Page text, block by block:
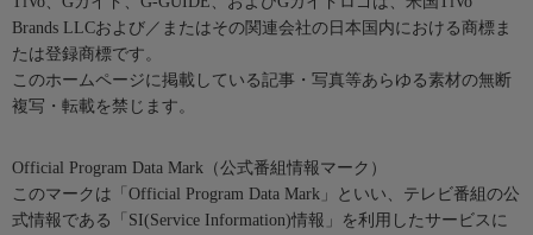
Brands LLCおよび／またはその関連会社の日本国内における商標ま
たは登録商標です。
このホームページに掲載している記事・写真等あらゆる素材の無断
複写・転載を禁じます。
Official Program Data Mark（公式番組情報マーク）
このマークは「Official Program Data Mark」といい、テレビ番組の公
式情報である「SI(Service Information)情報」を利用したサービスに